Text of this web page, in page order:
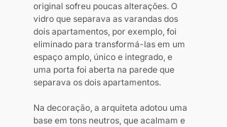
original sofreu poucas alterações. O
vidro que separava as varandas dos
dois apartamentos, por exemplo, foi
eliminado para transformá-las em um
espaço amplo, único e integrado, e
uma porta foi aberta na parede que
separava os dois apartamentos.
Na decoração, a arquiteta adotou uma
base em tons neutros, que acalmam e